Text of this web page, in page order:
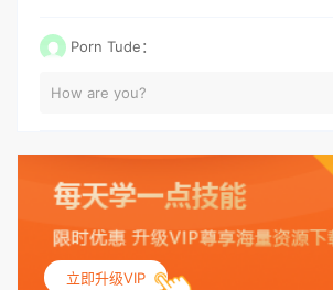
Porn Tude：
How are you?
立即升级VIP